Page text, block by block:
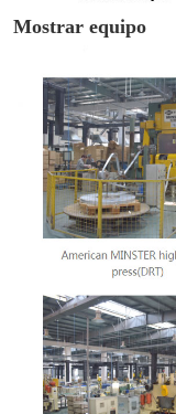
Mostrar equipo